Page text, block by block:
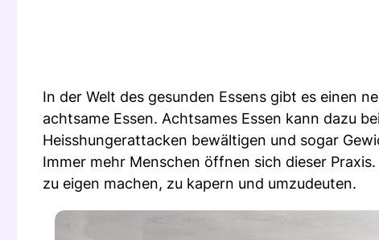
In der Welt des gesunden Essens gibt es einen
achtsame Essen. Achtsames Essen kann dazu
Heisshungerattacken bewältigen und sogar
Immer mehr Menschen öffnen sich dieser
zu eigen machen, zu kapern und umzudeuten.